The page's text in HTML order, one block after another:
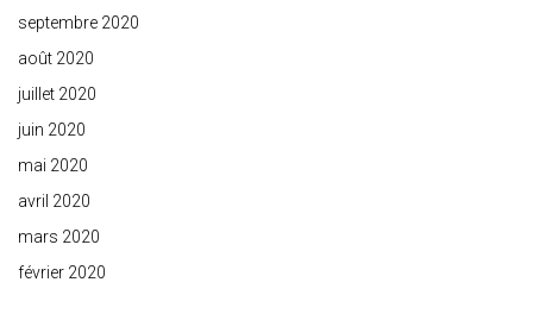
septembre 2020
août 2020
juillet 2020
juin 2020
mai 2020
avril 2020
mars 2020
février 2020